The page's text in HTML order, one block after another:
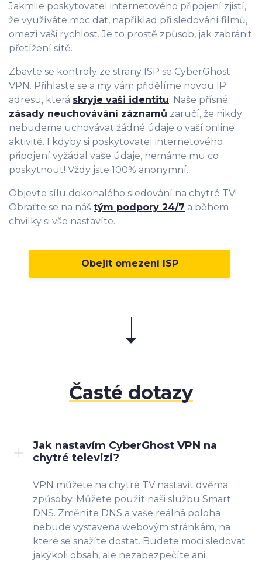
Jakmile poskytovatel internetového připojení zjistí,
že využíváte moc dat, například při sledování filmů,
omezí vaši rychlost. Je to prostě způsob, jak zabránit
přetížení sítě.
Zbavte se kontroly ze strany ISP se CyberGhost
VPN. Přihlaste se a my vám přidělíme novou IP
adresu, která skryje vaši identitu. Naše přísné
zásady neuchovávání záznamů zaručí, že nikdy
nebudeme uchovávat žádné údaje o vaší online
aktivitě. I kdyby si poskytovatel internetového
připojení vyžádal vaše údaje, nemáme mu co
poskytnout! Vždy jste 100% anonymní.
Objevte sílu dokonalého sledování na chytré TV!
Obraťte se na náš tým podpory 24/7 a během
chvilky si vše nastavíte.
Obejít omezení ISP
Časté dotazy
Jak nastavím CyberGhost VPN na
chytré televizi?
VPN můžete na chytré TV nastavit dvěma
způsoby. Můžete použít naši službu Smart
DNS. Změníte DNS a vaše reálná poloha
nebude vystavena webovým stránkám, na
které se snažíte dostat. Budete moci sledovat
jakýkoli obsah, ale nezabezpečíte ani